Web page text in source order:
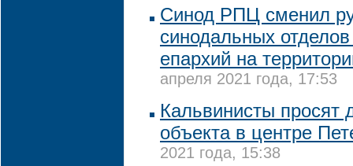
Синод РПЦ сменил
синодальных
епархий на
апреля 2021 года, 17:53
Кальвинисты просят
объекта в центре
2021 года, 15:38